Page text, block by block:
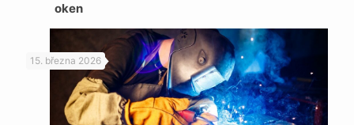
oken
15. března 2026